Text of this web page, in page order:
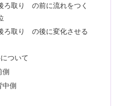
ろ取り の前に流れをつく
ろ取り の後に変化させる
ついて
側
中側